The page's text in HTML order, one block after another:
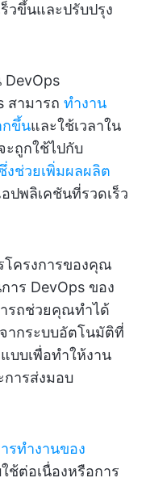
วขึ้นและปรับปรุง
สามารถ ทำงาน
กขึ้นและใช้เวลาใน
ถูกใช้ไปกับ
งช่วยเพิ่มผลผลิต
ปพลิเคชันที่รวดเร็ว
ครงการของคุณ
าร DevOps ของ
รถช่วยคุณทำได้
ากระบบอัตโนมัติที่
บบเพื่อทำให้งาน
การส่งมอบ
รทำงานของ
ช้ต่อเนื่องหรือการ